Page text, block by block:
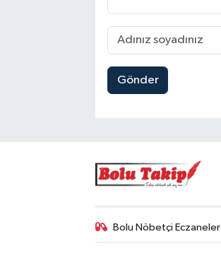
Gönder
Bolu Nöbetçi Eczaneler